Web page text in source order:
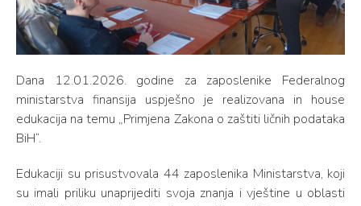
Dana 12.01.2026. godine za zaposlenike Federalnog
ministarstva finansija uspješno je realizovana in house
edukacija na temu „Primjena Zakona o zaštiti ličnih podataka
BiH“.
Edukaciji su prisustvovala 44 zaposlenika Ministarstva, koji
su imali priliku unaprijediti svoja znanja i vještine u oblasti